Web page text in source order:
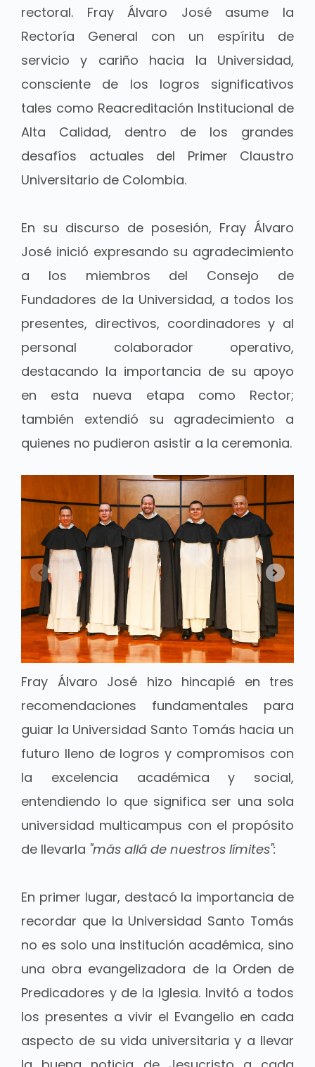
rectoral. Fray Álvaro José asume la
Rectoría General con un espíritu de
servicio y cariño hacia la Universidad,
consciente de los logros significativos
tales como Reacreditación Institucional de
Alta Calidad, dentro de los grandes
desafíos actuales del Primer Claustro
Universitario de Colombia.
En su discurso de posesión, Fray Álvaro
José inició expresando su agradecimiento
a los miembros del Consejo de
Fundadores de la Universidad, a todos los
presentes, directivos, coordinadores y al
personal colaborador operativo,
destacando la importancia de su apoyo
en esta nueva etapa como Rector;
también extendió su agradecimiento a
quienes no pudieron asistir a la ceremonia.
Fray Álvaro José hizo hincapié en tres
recomendaciones fundamentales para
guiar la Universidad Santo Tomás hacia un
futuro lleno de logros y compromisos con
la excelencia académica y social,
entendiendo lo que significa ser una sola
universidad multicampus con el propósito
de llevarla "más allá de nuestros límites":
En primer lugar, destacó la importancia de
recordar que la Universidad Santo Tomás
no es solo una institución académica, sino
una obra evangelizadora de la Orden de
Predicadores y de la Iglesia. Invitó a todos
los presentes a vivir el Evangelio en cada
aspecto de su vida universitaria y a llevar